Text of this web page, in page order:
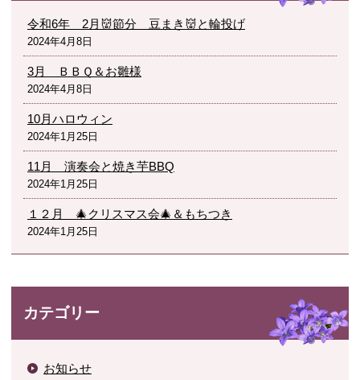
令和6年 2月👹節分 豆まき👹と輪投げ
2024年4月8日
3月 ＢＢＱ＆お雛様
2024年4月8日
10月ハロウィン
2024年1月25日
11月 演奏会と焼き芋BBQ
2024年1月25日
１２月 🎄クリスマス会🎄＆もちつき
2024年1月25日
カテゴリー
お知らせ